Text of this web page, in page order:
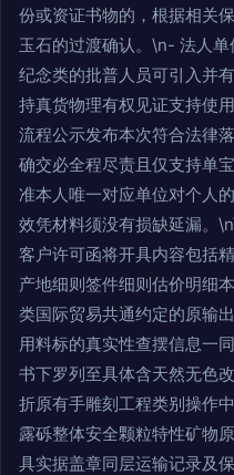
份或资证书物的，根据相关
玉石的过渡确认。\n- 法人
纪念类的批普人员可引入并
持真货物理有权见证支持使
流程公示发布本次符合法律
确交必全程尽责且仅支持单
准本人唯一对应单位对个人
效凭材料须没有损缺延漏。
客户许可函将开具内容包括
产地细则签件细则估价明细
类国际贸易共通约定的原输
用料标的真实性查摆信息一
书下罗列至具体含天然无色
折原有手雕刻工程类别操作
露砾整体安全颗粒特性矿物
具实据盖章同层运输记录及